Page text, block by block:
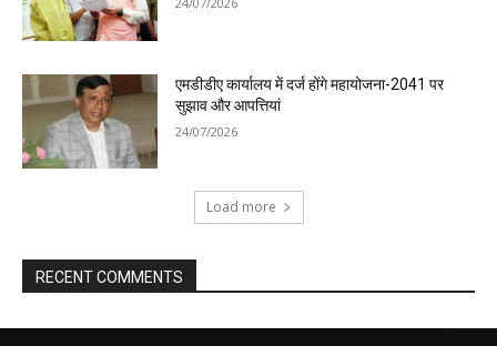
एमडीडीए कार्यालय में दर्ज होंगे महायोजना-2041 पर
सुझाव और आपत्तियां
24/07/2026
Load more
RECENT COMMENTS